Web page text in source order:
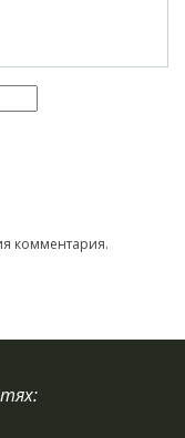
комментария.